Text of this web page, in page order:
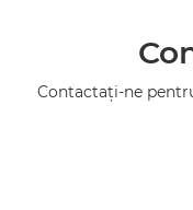
Contactaţi-ne